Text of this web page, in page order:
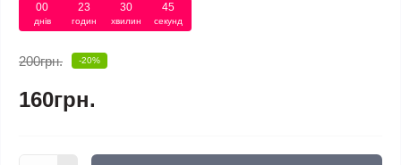
00
днів
23
годин
30
хвилин
45
секунд
200грн. -20%
160грн.